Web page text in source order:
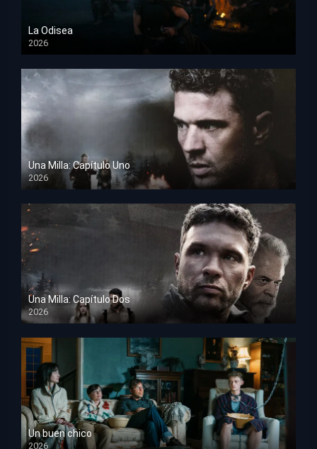
La Odisea
2026
TS Screener
Una Milla: Capítulo Uno
2026
HD 1080p
Una Milla: Capítulo Dos
2026
HD 1080p
Un buen chico
2026